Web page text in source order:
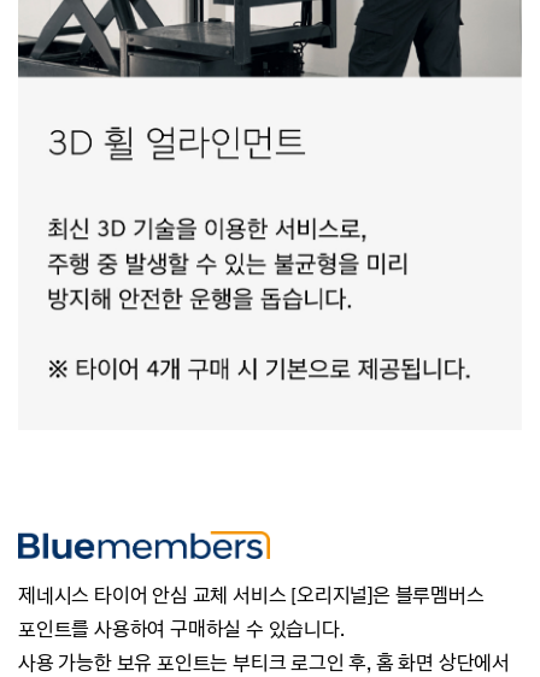
제네시스 타이어 안심 교체 서비스 [오리지널]은 블루멤버스
포인트를 사용하여 구매하실 수 있습니다.
사용 가능한 보유 포인트는 부티크 로그인 후, 홈 화면 상단에서